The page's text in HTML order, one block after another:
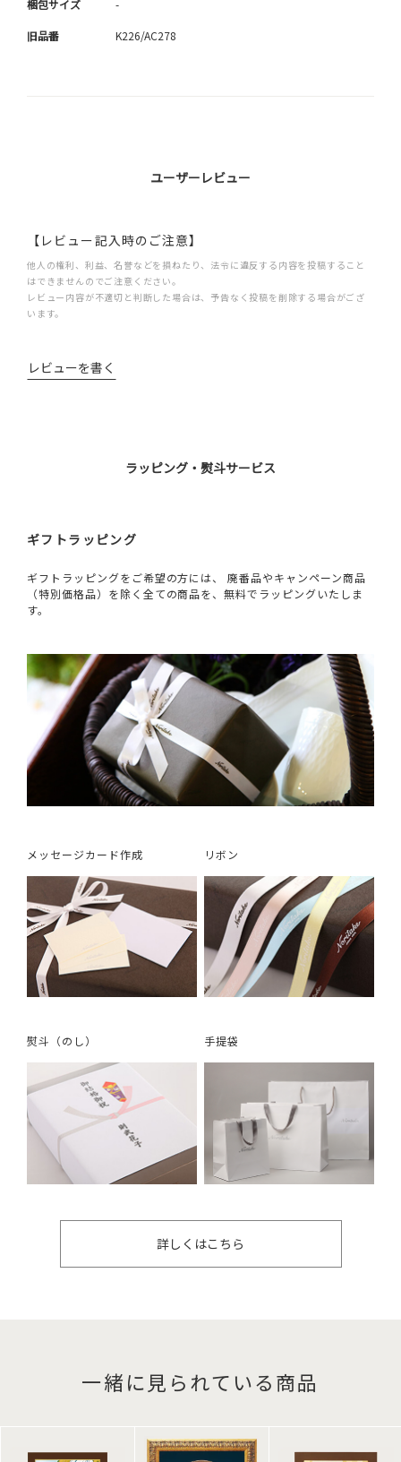
梱包サイズ -
旧品番 K226/AC278
ユーザーレビュー
【レビュー記入時のご注意】
他人の権利、利益、名誉などを損ねたり、法令に違反する内容を投稿すること
はできませんのでご注意ください。
レビュー内容が不適切と判断した場合は、予告なく投稿を削除する場合がござ
います。
レビューを書く
ラッピング・熨斗サービス
ギフトラッピング
ギフトラッピングをご希望の方には、 廃番品やキャンペーン商品
（特別価格品）を除く全ての商品を、無料でラッピングいたしま
す。
メッセージカード作成 リボン
熨斗（のし） 手提袋
詳しくはこちら
一緒に見られている商品